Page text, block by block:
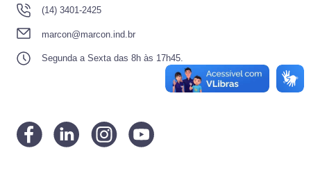
(14) 3401-2425
marcon@marcon.ind.br
Segunda a Sexta das 8h às 17h45.